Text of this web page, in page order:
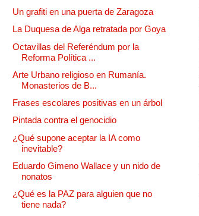
Un grafiti en una puerta de Zaragoza
La Duquesa de Alga retratada por Goya
Octavillas del Referéndum por la
Reforma Política ...
Arte Urbano religioso en Rumanía.
Monasterios de B...
Frases escolares positivas en un árbol
Pintada contra el genocidio
¿Qué supone aceptar la IA como
inevitable?
Eduardo Gimeno Wallace y un nido de
nonatos
¿Qué es la PAZ para alguien que no
tiene nada?